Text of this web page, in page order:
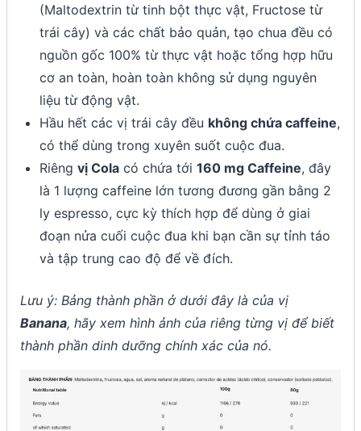
(Maltodextrin từ tinh bột thực vật, Fructose từ
trái cây) và các chất bảo quản, tạo chua đều có
nguồn gốc 100% từ thực vật hoặc tổng hợp hữu
cơ an toàn, hoàn toàn không sử dụng nguyên
liệu từ động vật.
Hầu hết các vị trái cây đều không chứa caffeine,
có thể dùng trong xuyên suốt cuộc đua.
Riêng vị Cola có chứa tới 160 mg Caffeine, đây
là 1 lượng caffeine lớn tương đương gần bằng 2
ly espresso, cực kỳ thích hợp để dùng ở giai
đoạn nửa cuối cuộc đua khi bạn cần sự tỉnh táo
và tập trung cao độ để về đích.
Lưu ý: Bảng thành phần ở dưới đây là của vị
Banana, hãy xem hình ảnh của riêng từng vị để biết
thành phần dinh dưỡng chính xác của nó.